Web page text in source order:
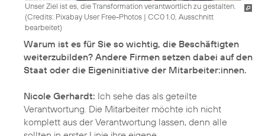
Unser Ziel ist es, die Transformation verantwortlich zu gestalten.
(Credits: Pixabay User Free-Photos | CC0 1.0, Ausschnitt
bearbeitet)
Warum ist es für Sie so wichtig, die Beschäftigten
weiterzubilden? Andere Firmen setzen dabei auf den
Staat oder die Eigeninitiative der Mitarbeiter:innen.
Nicole Gerhardt: Ich sehe das als geteilte
Verantwortung. Die Mitarbeiter möchte ich nicht
komplett aus der Verantwortung lassen, denn alle